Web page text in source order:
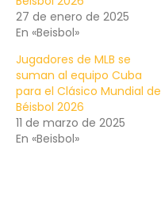
27 de enero de 2025
En «Beisbol»
Jugadores de MLB se
suman al equipo Cuba
para el Clásico Mundial de
Béisbol 2026
11 de marzo de 2025
En «Beisbol»